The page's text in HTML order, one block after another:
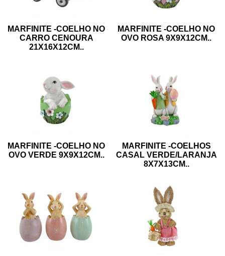
MARFINITE -COELHO NO
CARRO CENOURA
21X16X12CM..
MARFINITE -COELHO NO
OVO ROSA 9X9X12CM..
MARFINITE -COELHO NO
OVO VERDE 9X9X12CM..
MARFINITE -COELHOS
CASAL VERDE/LARANJA
8X7X13CM..